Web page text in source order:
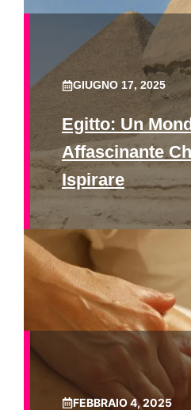
GIUGNO 17, 2025
Egitto: Un
Affascinante
Ispirare
FEBBRAIO 4, 2025